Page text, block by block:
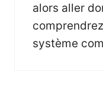
alors aller
système